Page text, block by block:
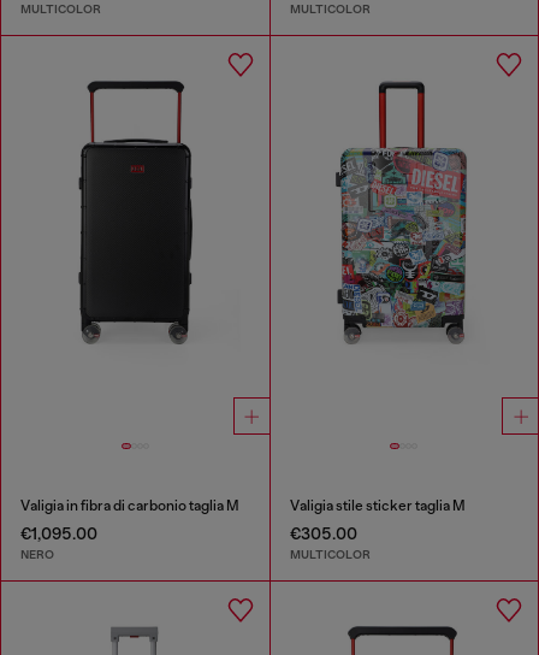
MULTICOLOR MULTICOLOR
Valigia in fibra di carbonio taglia M
€1,095.00
NERO
Valigia stile sticker taglia M
€305.00
MULTICOLOR